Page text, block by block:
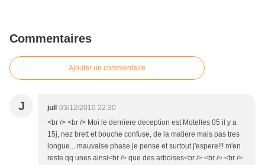
Commentaires
Ajouter un commentaire
J jull
03/12/2010 22:30
<br /> <br /> Moi le derniere deception est Motelles 05 il y a
15j, nez brett et bouche confuse, de la matiere mais pas tres
longue... mauvaise phase je pense et surtout j'espere!!! m'en
reste qq unes ainsi<br /> que des arboises<br /> <br /> <br />